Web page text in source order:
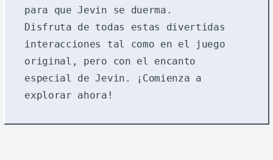
para que Jevin se duerma.
Disfruta de todas estas divertidas
interacciones tal como en el juego
original, pero con el encanto
especial de Jevin. ¡Comienza a
explorar ahora!